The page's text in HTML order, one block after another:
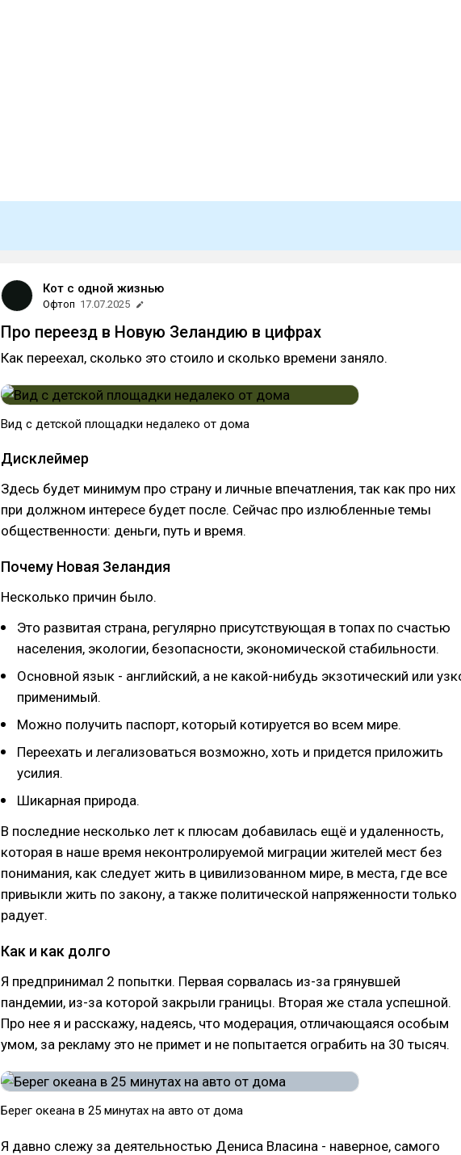
Кот с одной жизнью
Офтоп 17.07.2025
Про переезд в Новую Зеландию в цифрах
Как переехал, сколько это стоило и сколько времени заняло.
Вид с детской площадки недалеко от дома
Дисклеймер
Здесь будет минимум про страну и личные впечатления, так как про них
при должном интересе будет после. Сейчас про излюбленные темы
общественности: деньги, путь и время.
Почему Новая Зеландия
Несколько причин было.
Это развитая страна, регулярно присутствующая в топах по счастью
населения, экологии, безопасности, экономической стабильности.
Основной язык - английский, а не какой-нибудь экзотический или
применимый.
Можно получить паспорт, который котируется во всем мире.
Переехать и легализоваться возможно, хоть и придется приложить
усилия.
Шикарная природа.
В последние несколько лет к плюсам добавилась ещё и удаленность,
которая в наше время неконтролируемой миграции жителей мест без
понимания, как следует жить в цивилизованном мире, в места, где все
привыкли жить по закону, а также политической напряженности только
радует.
Как и как долго
Я предпринимал 2 попытки. Первая сорвалась из-за грянувшей
пандемии, из-за которой закрыли границы. Вторая же стала успешной.
Про нее я и расскажу, надеясь, что модерация, отличающаяся особым
умом, за рекламу это не примет и не попытается ограбить на 30 тысяч.
Берег океана в 25 минутах на авто от дома
Я давно слежу за деятельностью Дениса Власина - наверное, самого